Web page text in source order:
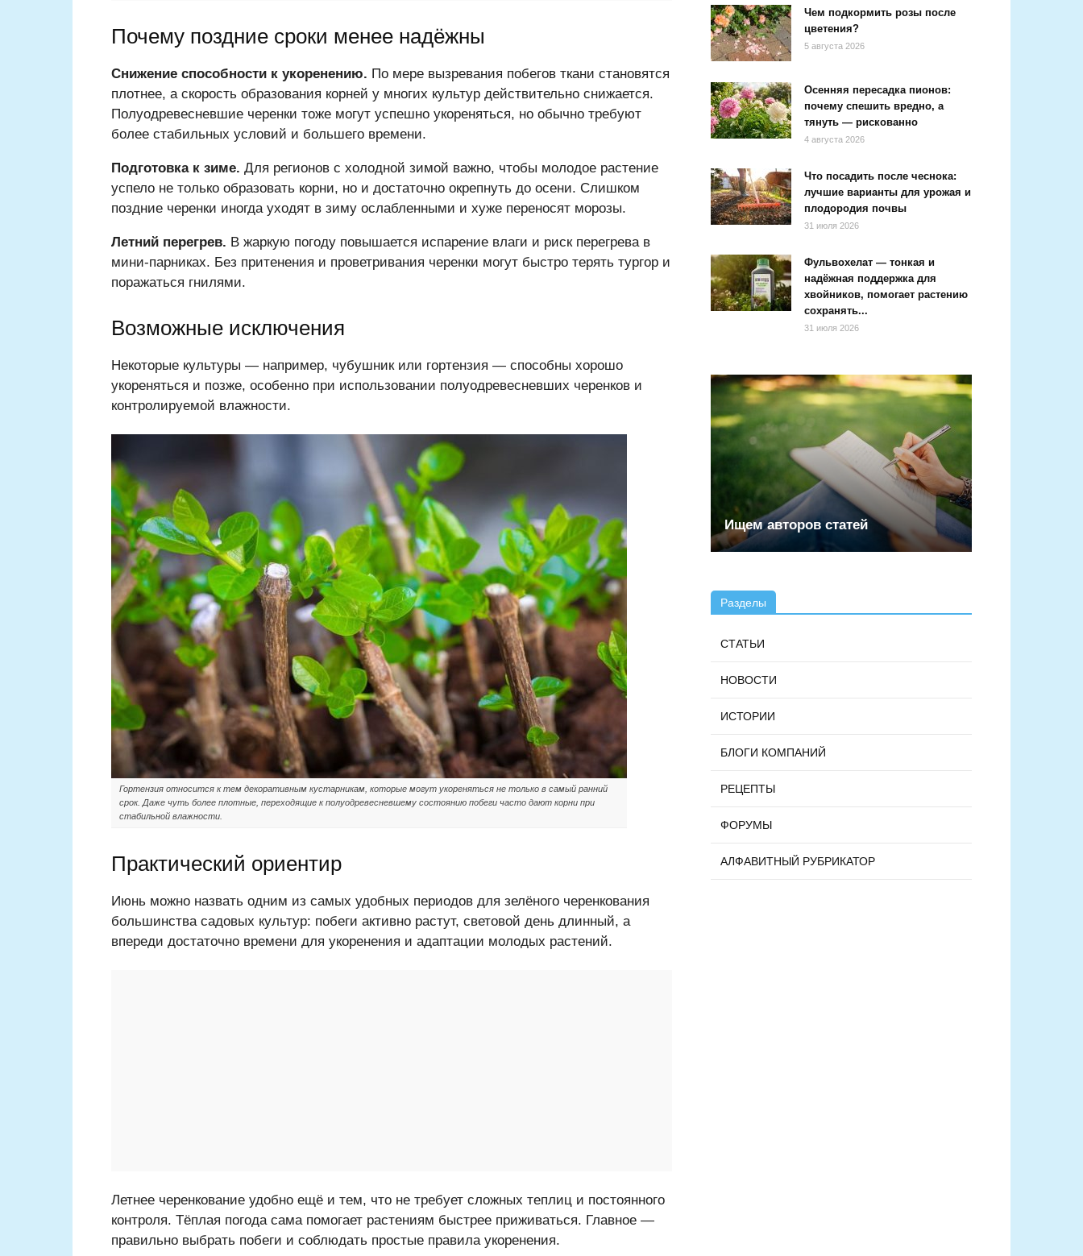
Почему поздние сроки менее надёжны
Снижение способности к укоренению. По мере вызревания побегов ткани становятся
плотнее, а скорость образования корней у многих культур действительно снижается.
Полуодревесневшие черенки тоже могут успешно укореняться, но обычно требуют
более стабильных условий и большего времени.
Подготовка к зиме. Для регионов с холодной зимой важно, чтобы молодое растение
успело не только образовать корни, но и достаточно окрепнуть до осени. Слишком
поздние черенки иногда уходят в зиму ослабленными и хуже переносят морозы.
Летний перегрев. В жаркую погоду повышается испарение влаги и риск перегрева в
мини-парниках. Без притенения и проветривания черенки могут быстро терять тургор и
поражаться гнилями.
Возможные исключения
Некоторые культуры — например, чубушник или гортензия — способны хорошо
укореняться и позже, особенно при использовании полуодревесневших черенков и
контролируемой влажности.
Гортензия относится к тем декоративным кустарникам, которые могут укореняться не только в самый ранний
срок. Даже чуть более плотные, переходящие к полуодревесневшему состоянию побеги часто дают корни при
стабильной влажности.
Практический ориентир
Июнь можно назвать одним из самых удобных периодов для зелёного черенкования
большинства садовых культур: побеги активно растут, световой день длинный, а
впереди достаточно времени для укоренения и адаптации молодых растений.
Летнее черенкование удобно ещё и тем, что не требует сложных теплиц и постоянного
контроля. Тёплая погода сама помогает растениям быстрее приживаться. Главное —
правильно выбрать побеги и соблюдать простые правила укоренения.
Чем подкормить розы после
цветения?
5 августа 2026
Осенняя пересадка пионов:
почему спешить вредно, а
тянуть — рискованно
4 августа 2026
Что посадить после чеснока:
лучшие варианты для урожая и
плодородия почвы
31 июля 2026
Фульвохелат — тонкая и
надёжная поддержка для
хвойников, помогает растению
сохранять...
31 июля 2026
Ищем авторов статей
Разделы
СТАТЬИ
НОВОСТИ
ИСТОРИИ
БЛОГИ КОМПАНИЙ
РЕЦЕПТЫ
ФОРУМЫ
АЛФАВИТНЫЙ РУБРИКАТОР